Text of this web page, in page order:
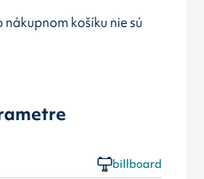
košíku nie sú
billboard